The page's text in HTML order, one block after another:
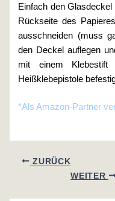
Einfach den
Rückseite des
ausschneiden (muss
den Deckel auflegen
mit einem
Heißklebepistole
*Als Amazon-Partner
ZURÜCK
WEITER